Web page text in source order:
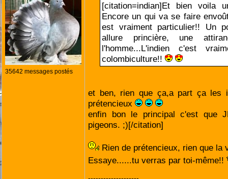
35642 messages postés
[citation=indian]Et bien voila
Encore un qui va se faire
est vraiment particulier!! Un
allure princière, une
l'homme...L'indien c'est
colombiculture!!
et ben, rien que ça,a part ça les
prétencieux
enfin bon le principal c'est que
pigeons. ;)[/citation]
Rien de prétencieux, rien que la
Essaye......tu verras par toi-même!!